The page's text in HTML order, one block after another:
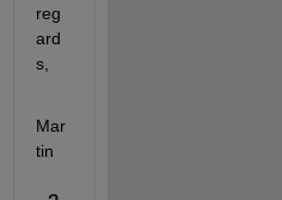
reg
ard
s,
Mar
tin